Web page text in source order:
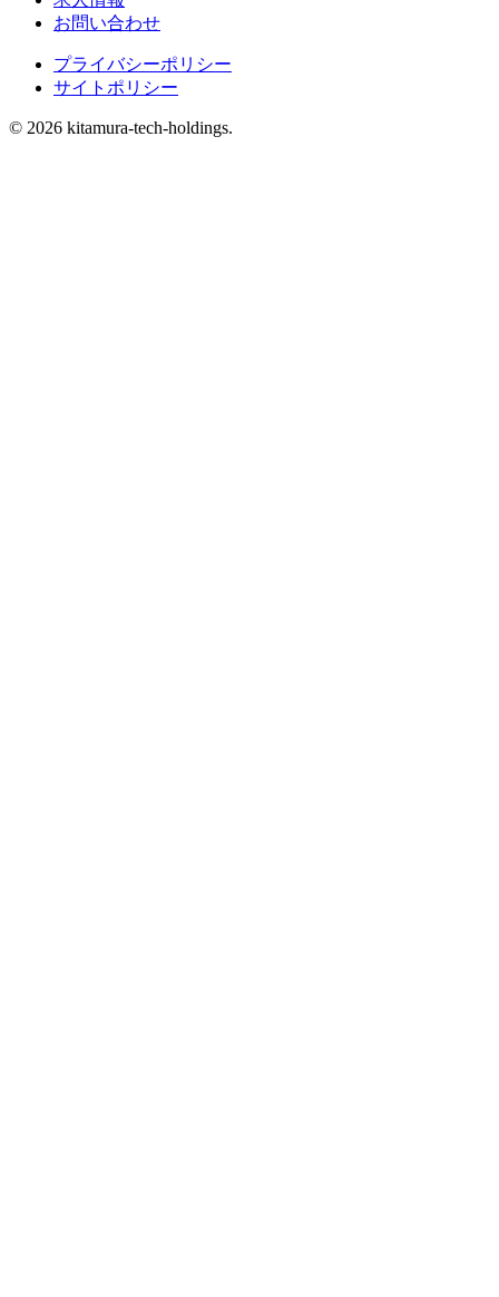
お問い合わせ
プライバシーポリシー
サイトポリシー
© 2026 kitamura-tech-holdings.